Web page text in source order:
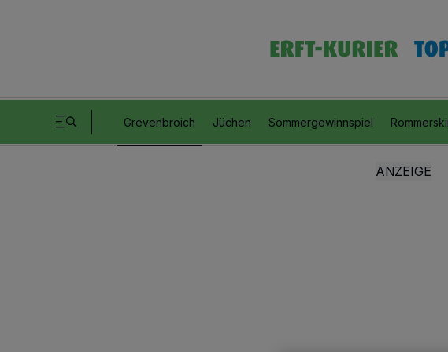
Grevenbroich Jüchen Sommergewinnspiel